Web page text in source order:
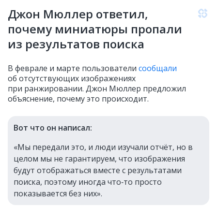
Джон Мюллер ответил,
почему миниатюры пропали
из результатов поиска
В феврале и марте пользователи сообщали
об отсутствующих изображениях
при ранжировании. Джон Мюллер предложил
объяснение, почему это происходит.
Вот что он написал:
«Мы передали это, и люди изучали отчёт, но в
целом мы не гарантируем, что изображения
будут отображаться вместе с результатами
поиска, поэтому иногда что‑то просто
показывается без них».